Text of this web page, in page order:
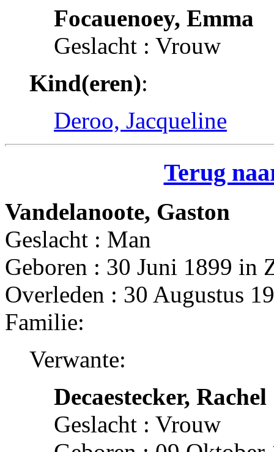
Focauenoey, Emma
Geslacht : Vrouw
Kind(eren):
Deroo, Jacqueline
Terug
Vandelanoote, Gaston
Geslacht : Man
Geboren : 30 Juni 1899 in
Overleden : 30 Augustus
Familie:
Verwante:
Decaestecker, Rachel
Geslacht : Vrouw